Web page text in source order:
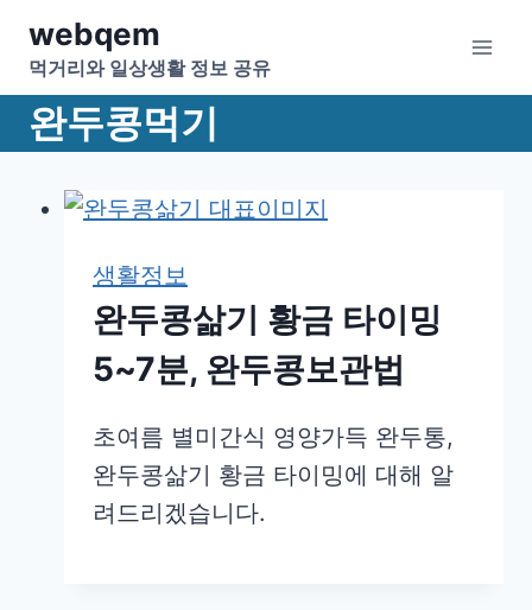
content
webqem
먹거리와 일상생활 정보 공유
완두콩먹기
생활정보
완두콩삶기 황금 타이밍
5~7분, 완두콩보관법
초여름 별미간식 영양가득 완두통,
완두콩삶기 황금 타이밍에 대해 알
려드리겠습니다.